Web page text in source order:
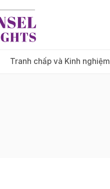
Tranh chấp và Kinh nghiệm